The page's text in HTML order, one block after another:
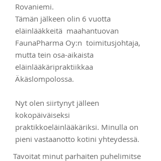
Rovaniemi.
Tämän jälkeen olin 6 vuotta
eläinlääkkeitä maahantuovan
FaunaPharma Oy:n toimitusjohtaja,
mutta tein osa-aikaista
eläinlääkäripraktiikkaa
Äkäslompolossa.
Nyt olen siirtynyt jälleen
kokopäiväiseksi
praktikkoeläinlääkäriksi. Minulla on
pieni vastaanotto kotini yhteydessä.
Tavoitat minut parhaiten puhelimitse